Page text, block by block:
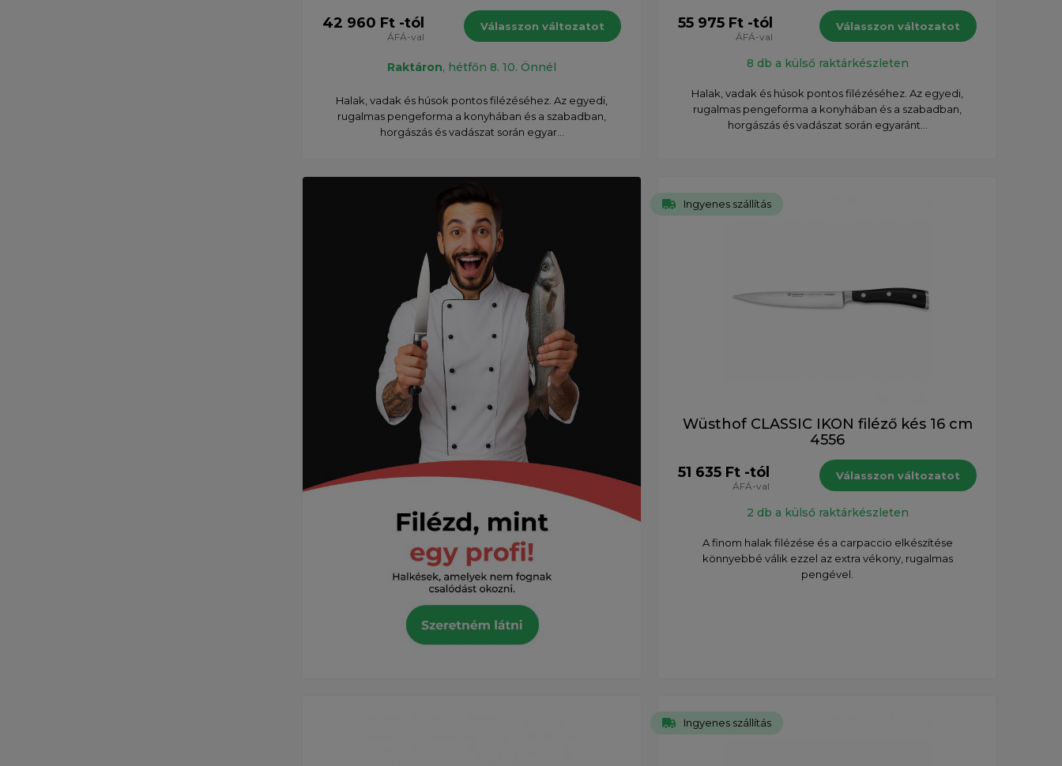
42 960 Ft -tól
ÁFÁ-val
Válasszon változatot
Raktáron, hétfőn 8. 10. Önnél
Halak, vadak és húsok pontos filézéséhez. Az egyedi,
rugalmas pengeforma a konyhában és a szabadban,
horgászás és vadászat során egyar...
55 975 Ft -tól
ÁFÁ-val
Válasszon változatot
8 db a külső raktárkészleten
Halak, vadak és húsok pontos filézéséhez. Az egyedi,
rugalmas pengeforma a konyhában és a szabadban,
horgászás és vadászat során egyaránt...
Ingyenes szállítás
Wüsthof CLASSIC IKON filéző kés 16 cm
4556
51 635 Ft -tól
ÁFÁ-val
Válasszon változatot
2 db a külső raktárkészleten
A finom halak filézése és a carpaccio elkészítése
könnyebbé válik ezzel az extra vékony, rugalmas
pengével.
Ingyenes szállítás